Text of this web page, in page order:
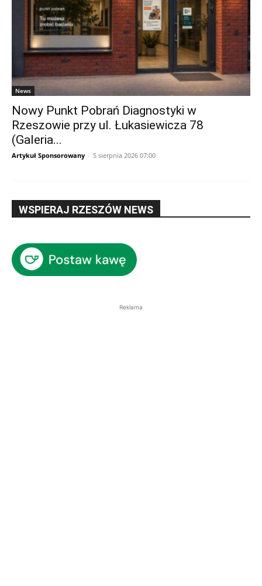
News
Nowy Punkt Pobrań Diagnostyki w
Rzeszowie przy ul. Łukasiewicza 78
(Galeria...
Artykuł Sponsorowany - 5 sierpnia 2026 07:00
WSPIERAJ RZESZÓW NEWS
Reklama